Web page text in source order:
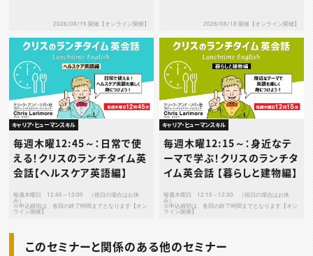
2026/09/15 開催【オンライン開催】 2026/08/18 開催【オンライン開催】
キャリア・ヒューマンスキル
毎週木曜12:45～：日常で使
える！クリスのランチタイム英
会話【ヘルスケア英語編】
毎週木曜日 12:45～13:00 （祝日の場合はお休
み）
※申込締切は、各回の終了時間までとなります【オン
ライン開催】
キャリア・ヒューマンスキル
毎週木曜12:15～：身近なテ
ーマで学ぶ！クリスのランチタ
イム英会話 【暮らしと建物編】
毎週木曜日 12:15～12:30 （祝日の場合はお休
み）
※申込締切は、各回の終了時間までとなります【オン
ライン開催】
このセミナーと関係のある他のセミナー